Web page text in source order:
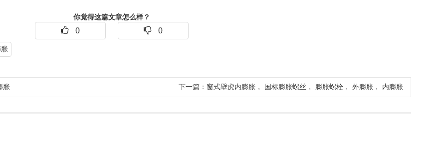
你觉得这篇文章怎么样？
0 0
胀 下一篇：窗式壁虎内膨胀， 国标膨胀螺丝， 膨胀螺栓， 外膨胀， 内膨胀